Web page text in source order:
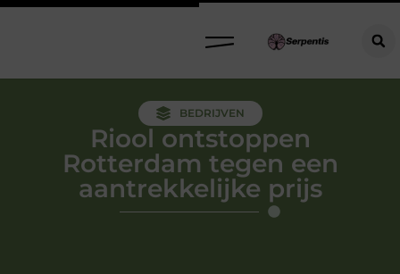
BEDRIJVEN
Riool ontstoppen
Rotterdam tegen een
aantrekkelijke prijs